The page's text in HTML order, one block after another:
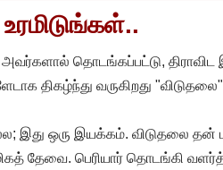
தொடங்கப்பட்டு,
திகழ்ந்து வருகிறது
இது ஒரு இயக்கம். விடுதலை
தேவை. பெரியார் தொடங்கி